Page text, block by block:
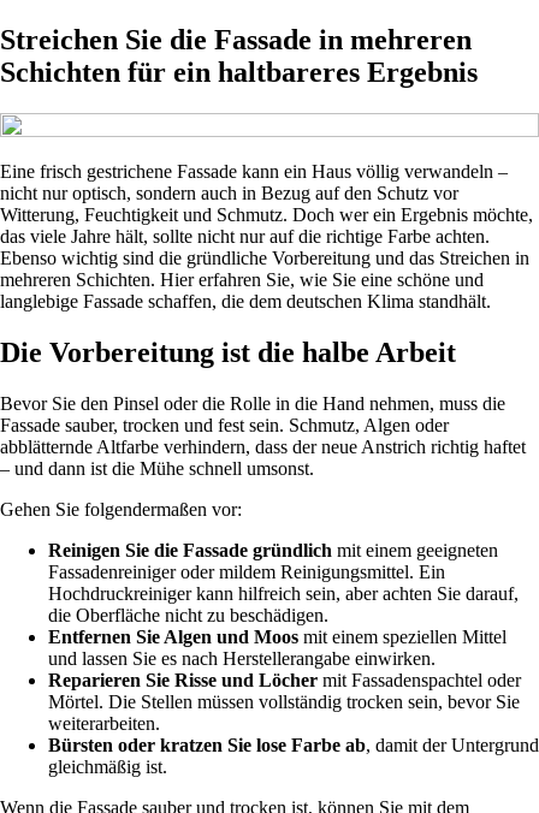
Streichen Sie die Fassade in mehreren
Schichten für ein haltbareres Ergebnis
Eine frisch gestrichene Fassade kann ein Haus völlig verwandeln –
nicht nur optisch, sondern auch in Bezug auf den Schutz vor
Witterung, Feuchtigkeit und Schmutz. Doch wer ein Ergebnis möchte,
das viele Jahre hält, sollte nicht nur auf die richtige Farbe achten.
Ebenso wichtig sind die gründliche Vorbereitung und das Streichen in
mehreren Schichten. Hier erfahren Sie, wie Sie eine schöne und
langlebige Fassade schaffen, die dem deutschen Klima standhält.
Die Vorbereitung ist die halbe Arbeit
Bevor Sie den Pinsel oder die Rolle in die Hand nehmen, muss die
Fassade sauber, trocken und fest sein. Schmutz, Algen oder
abblätternde Altfarbe verhindern, dass der neue Anstrich richtig haftet
– und dann ist die Mühe schnell umsonst.
Gehen Sie folgendermaßen vor:
Reinigen Sie die Fassade gründlich mit einem geeigneten
Fassadenreiniger oder mildem Reinigungsmittel. Ein
Hochdruckreiniger kann hilfreich sein, aber achten Sie darauf,
die Oberfläche nicht zu beschädigen.
Entfernen Sie Algen und Moos mit einem speziellen Mittel
und lassen Sie es nach Herstellerangabe einwirken.
Reparieren Sie Risse und Löcher mit Fassadenspachtel oder
Mörtel. Die Stellen müssen vollständig trocken sein, bevor Sie
weiterarbeiten.
Bürsten oder kratzen Sie lose Farbe ab, damit der Untergrund
gleichmäßig ist.
Wenn die Fassade sauber und trocken ist, können Sie mit dem